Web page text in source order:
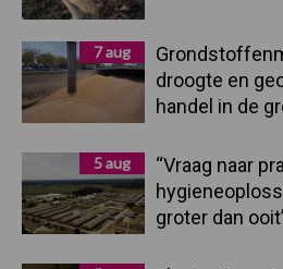
7 aug
droogte en
handel in de
5 aug
“Vraag naar
groter dan